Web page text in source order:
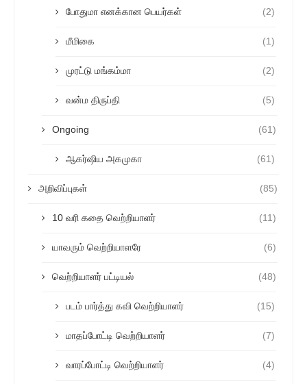
போதுமா எனக்கான பெயர்கள் (2)
மீமிகை (1)
முரட்டு மங்கம்மா (2)
வன்ம திருப்தி (5)
Ongoing (61)
ஆகர்ஷிய அகமுகா (61)
அறிவிப்புகள் (85)
10 வரி கதை வெற்றியாளர் (11)
யாவரும் வெற்றியாளரே (6)
வெற்றியாளர் பட்டியல் (48)
படம் பார்த்து கவி வெற்றியாளர் (15)
மாதப்போட்டி வெற்றியாளர் (7)
வாரப்போட்டி வெற்றியாளர் (4)